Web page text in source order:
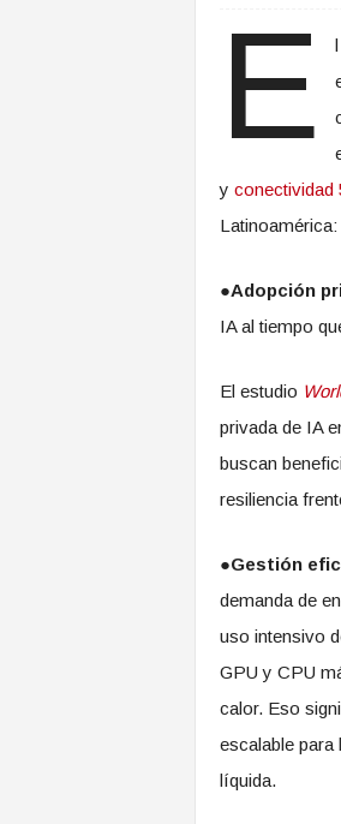
E
y conectividad
Latinoamérica:
●Adopción
IA al tiempo
El estudio
privada de IA
buscan
resiliencia
●Gestión
demanda de
uso intensivo
GPU y CPU
calor. Eso
escalable para
líquida.